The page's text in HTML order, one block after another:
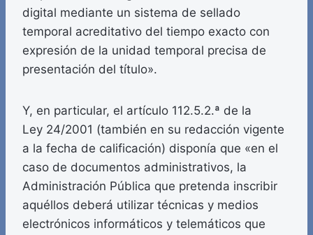
digital mediante un sistema de sellado
temporal acreditativo del tiempo exacto con
expresión de la unidad temporal precisa de
presentación del título».
Y, en particular, el artículo 112.5.2.ª de la
Ley 24/2001 (también en su redacción vigente
a la fecha de calificación) disponía que «en el
caso de documentos administrativos, la
Administración Pública que pretenda inscribir
aquéllos deberá utilizar técnicas y medios
electrónicos informáticos y telemáticos que